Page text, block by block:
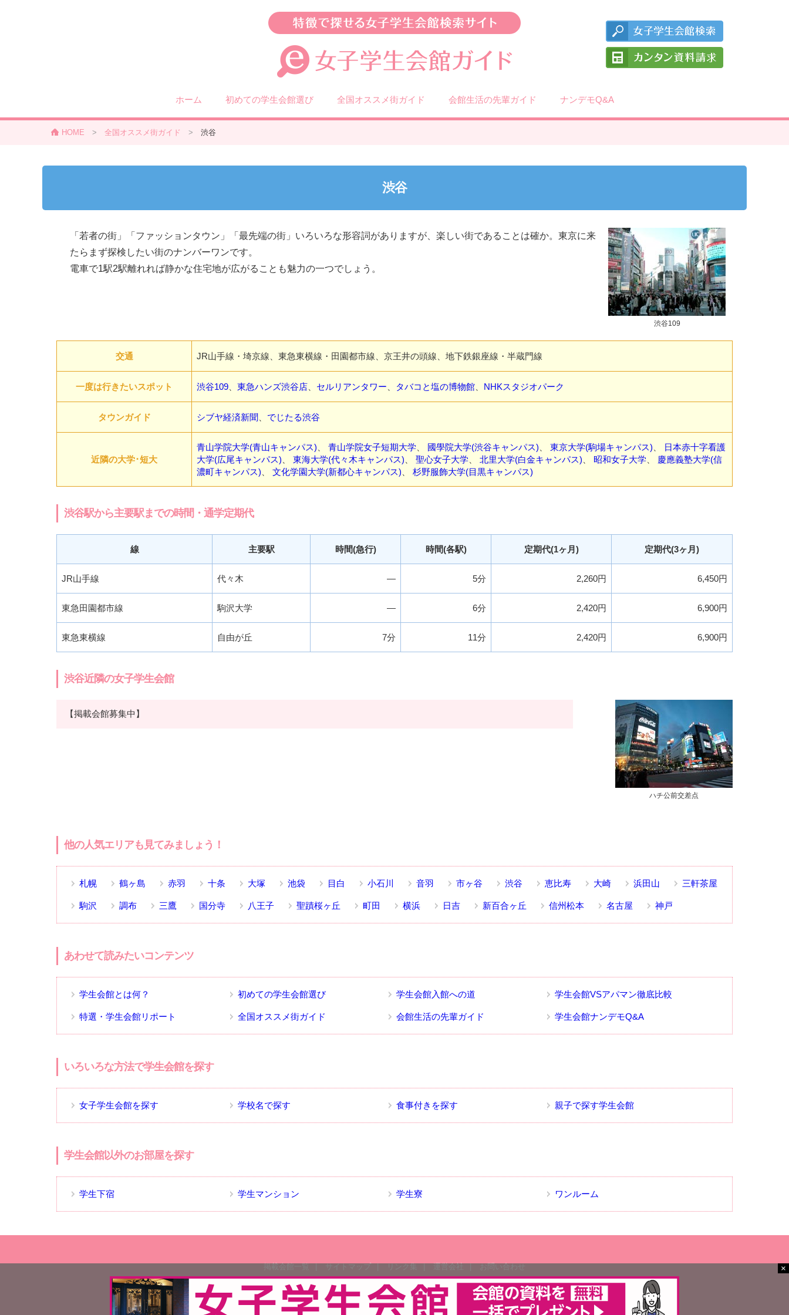
ホーム 初めての学生会館選び 全国オススメ街ガイド 会館生活の先輩ガイド ナンデモQ&A
HOME > 全国オススメ街ガイド > 渋谷
渋谷
渋谷109
「若者の街」「ファッションタウン」「最先端の街」いろいろな形容詞がありますが、楽しい街であることは確か。東京に来
たらまず探検したい街のナンバーワンです。
電車で1駅2駅離れれば静かな住宅地が広がることも魅力の一つでしょう。
交通 JR山手線・埼京線、東急東横線・田園都市線、京王井の頭線、地下鉄銀座線・半蔵門線
一度は行きたいスポット 渋谷109 東急ハンズ渋谷店 セルリアンタワー タバコと塩の博物館 NHKスタジオパーク
タウンガイド シブヤ経済新聞 でじたる渋谷
近隣の大学･短大
青山学院大学(青山キャンパス) 青山学院女子短期大学 國學院大学(渋谷キャンパス) 東京大学(駒場キャンパス)
日本赤十字看護
大学(広尾キャンパス)
東海大学(代々木キャンパス) 聖心女子大学 北里大学(白金キャンパス) 昭和女子大学
慶應義塾大学(信
濃町キャンパス)
文化学園大学(新都心キャンパス) 杉野服飾大学(目黒キャンパス)
渋谷駅から主要駅までの時間・通学定期代
線 主要駅 時間(急行) 時間(各駅) 定期代(1ヶ月) 定期代(3ヶ月)
JR山手線 代々木 ― 5分 2,260円 6,450円
東急田園都市線 駒沢大学 ― 6分 2,420円 6,900円
東急東横線 自由が丘 7分 11分 2,420円 6,900円
渋谷近隣の女子学生会館
【掲載会館募集中】
ハチ公前交差点
他の人気エリアも見てみましょう！
札幌 鶴ヶ島 赤羽 十条 大塚 池袋 目白 小石川 音羽 市ヶ谷 渋谷 恵比寿 大崎 浜田山 三軒茶屋
駒沢 調布 三鷹 国分寺 八王子 聖蹟桜ヶ丘 町田 横浜 日吉 新百合ヶ丘 信州松本 名古屋 神戸
あわせて読みたいコンテンツ
学生会館とは何？ 初めての学生会館選び 学生会館入館への道 学生会館VSアパマン徹底比較
特選・学生会館リポート 全国オススメ街ガイド 会館生活の先輩ガイド 学生会館ナンデモQ&A
いろいろな方法で学生会館を探す
女子学生会館を探す 学校名で探す 食事付きを探す 親子で探す学生会館
学生会館以外のお部屋を探す
学生下宿 学生マンション 学生寮 ワンルーム
Copyright (C) e-女子学生会館ガイド All rights reserved.
×